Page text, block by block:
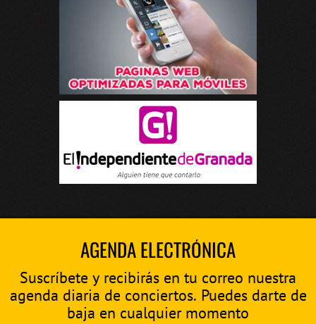
AGENDA ELECTRÓNICA
Suscríbete y recibirás en tu correo nuestra
agenda diaria de conciertos. Puedes darte de
baja en cualquier momento